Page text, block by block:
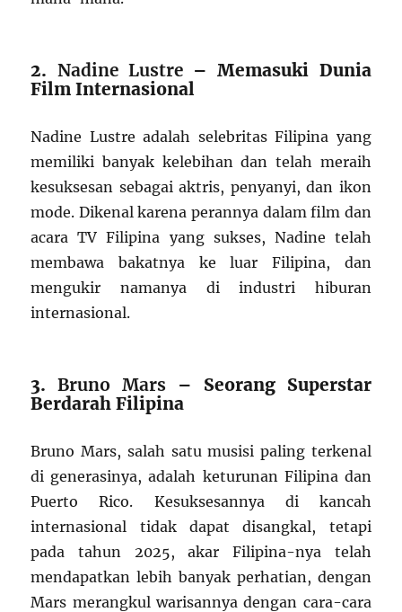
2. Nadine Lustre– Memasuki Dunia
Film Internasional
Nadine Lustre adalah selebritas Filipina yang
memiliki banyak kelebihan dan telah meraih
kesuksesan sebagai aktris, penyanyi, dan ikon
mode. Dikenal karena perannya dalam film dan
acara TV Filipina yang sukses, Nadine telah
membawa bakatnya ke luar Filipina, dan
mengukir namanya di industri hiburan
internasional.
3.Bruno Mars – Seorang Superstar
Berdarah Filipina
Bruno Mars, salah satu musisi paling terkenal
di generasinya, adalah keturunan Filipina dan
Puerto Rico. Kesuksesannya di kancah
internasional tidak dapat disangkal, tetapi
pada tahun 2025, akar Filipina-nya telah
mendapatkan lebih banyak perhatian, dengan
Mars merangkul warisannya dengan cara-cara